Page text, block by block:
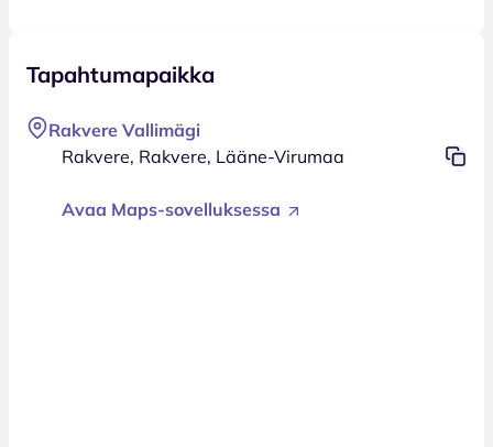
Tapahtumapaikka
Rakvere Vallimägi
Rakvere, Rakvere, Lääne-Virumaa
Avaa Maps-sovelluksessa